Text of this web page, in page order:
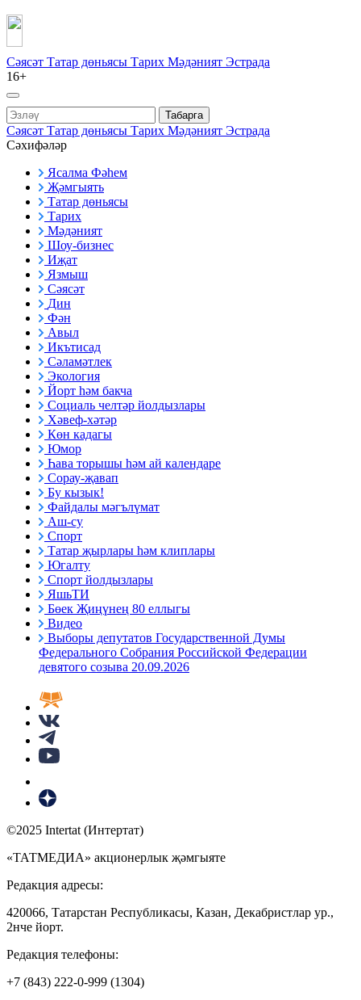
Сәясәт Татар дөньясы Тарих Мәдәният Эстрада
16+
Табарга
Сәясәт Татар дөньясы Тарих Мәдәният Эстрада
Сәхифәләр
Ясалма Фәһем
Җәмгыять
Татар дөньясы
Тарих
Мәдәният
Шоу-бизнес
Иҗат
Язмыш
Сәясәт
Дин
Фән
Авыл
Икътисад
Сәламәтлек
Экология
Йорт һәм бакча
Социаль челтәр йолдызлары
Хәвеф-хәтәр
Көн кадагы
Юмор
Һава торышы һәм ай календаре
Сорау-җавап
Бу кызык!
Файдалы мәгълүмат
Аш-су
Спорт
Татар җырлары һәм клиплары
Югалту
Спорт йолдызлары
ЯшьТИ
Бөек Җиңүнең 80 еллыгы
Видео
Выборы депутатов Государственной Думы
Федерального Собрания Российской Федерации
девятого созыва 20.09.2026
©2025 Intertat (Интертат)
«ТАТМЕДИА» акционерлык җәмгыяте
Редакция адресы:
420066, Татарстан Республикасы, Казан, Декабристлар ур.,
2нче йорт.
Редакция телефоны:
+7 (843) 222-0-999 (1304)